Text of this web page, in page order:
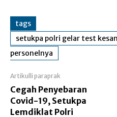
tags
setukpa polri gelar test
personelnya
Artikulli paraprak
Cegah Penyebaran
Covid-19, Setukpa
Lemdiklat Polri